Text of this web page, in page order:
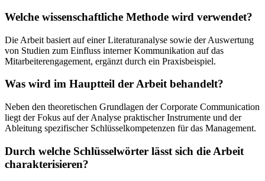
Welche wissenschaftliche Methode wird verwendet?
Die Arbeit basiert auf einer Literaturanalyse sowie der Auswertung
von Studien zum Einfluss interner Kommunikation auf das
Mitarbeiterengagement, ergänzt durch ein Praxisbeispiel.
Was wird im Hauptteil der Arbeit behandelt?
Neben den theoretischen Grundlagen der Corporate Communication
liegt der Fokus auf der Analyse praktischer Instrumente und der
Ableitung spezifischer Schlüsselkompetenzen für das Management.
Durch welche Schlüsselwörter lässt sich die Arbeit
charakterisieren?